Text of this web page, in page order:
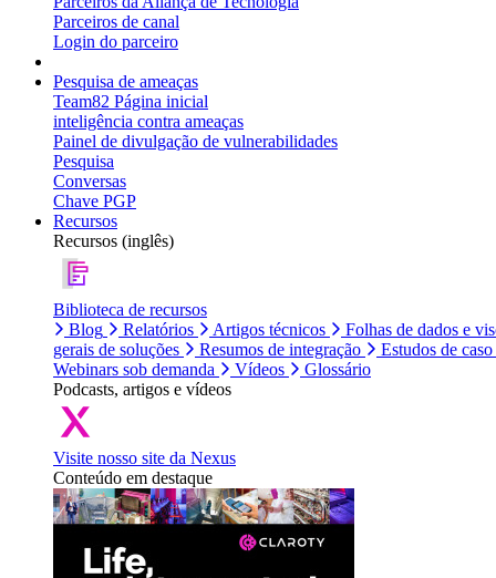
Parceiros de canal
Login do parceiro
Pesquisa de ameaças
Team82 Página inicial
inteligência contra ameaças
Painel de divulgação de vulnerabilidades
Pesquisa
Conversas
Chave PGP
Recursos
Recursos (inglês)
Biblioteca de recursos
Blog
Relatórios Artigos técnicos
Folhas de dados e
gerais de soluções
Resumos de integração
Estudos de caso
Webinars sob demanda
Vídeos
Glossário
Podcasts, artigos e vídeos
Visite nosso site da Nexus
Conteúdo em destaque